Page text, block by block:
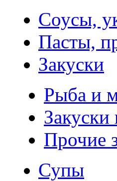
Соусы,
Пасты,
Закуски
Рыба и
Прочие
Супы